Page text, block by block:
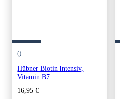
()
Hübner Biotin Intensiv,
Vitamin B7
16,95€